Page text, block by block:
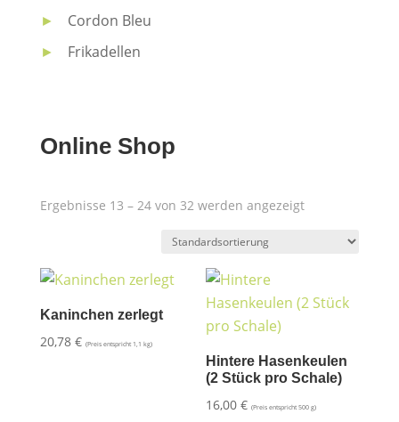
►
Cordon Bleu
►
Frikadellen
Online Shop
Ergebnisse 13 – 24 von 32 werden angezeigt
Kaninchen zerlegt
20,78 € (Preis entspricht 1,1 kg)
Hintere Hasenkeulen
(2 Stück pro Schale)
16,00€ (Preis entspricht 500 g)